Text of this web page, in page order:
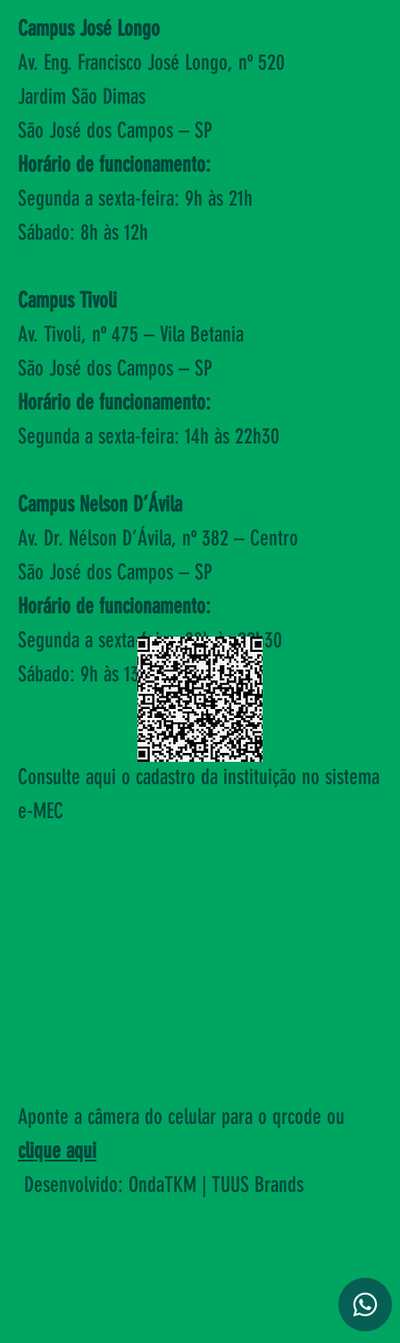
Campus José Longo
Av. Eng. Francisco José Longo, nº 520
Jardim São Dimas
São José dos Campos – SP
Horário de funcionamento:
Segunda a sexta-feira: 9h às 21h
Sábado: 8h às 12h
Campus Tivoli
Av. Tivoli, nº 475 – Vila Betania
São José dos Campos – SP
Horário de funcionamento:
Segunda a sexta-feira: 14h às 22h30
Campus Nelson D’Ávila
Av. Dr. Nélson D’Ávila, nº 382 – Centro
São José dos Campos – SP
Horário de funcionamento:
Segunda a sexta-feira: 08h às 22h30
Sábado: 9h às 13h
Consulte aqui o cadastro da instituição no sistema
e-MEC
Aponte a câmera do celular para o qrcode ou
clique aqui
Desenvolvido: OndaTKM | TUUS Brands